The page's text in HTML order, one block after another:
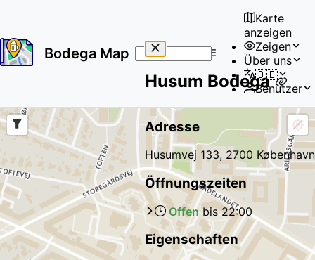
Bodega Map
results
Karte
anzeigen
Zeigen
Über uns
🇩🇪
Benutzer
Husum Bodega
Adresse
Husumvej 133, 2700 København
Öffnungszeiten
Offen bis22:00
Eigenschaften